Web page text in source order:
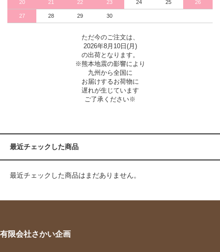
20 21 22 23 24 25 26
27 28 29 30
ただ今のご注文は、
2026年8月10日(月)
の出荷となります。
※熊本地震の影響により
九州から全国に
お届けするお荷物に
遅れが生じています
ご了承ください※
最近チェックした商品
最近チェックした商品はまだありません。
有限会社さかい企画